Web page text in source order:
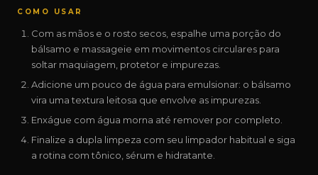
COMO USAR
Com as mãos e o rosto secos, espalhe uma porção do
bálsamo e massageie em movimentos circulares para
soltar maquiagem, protetor e impurezas.
Adicione um pouco de água para emulsionar: o bálsamo
vira uma textura leitosa que envolve as impurezas.
Enxágue com água morna até remover por completo.
Finalize a dupla limpeza com seu limpador habitual e siga
a rotina com tônico, sérum e hidratante.